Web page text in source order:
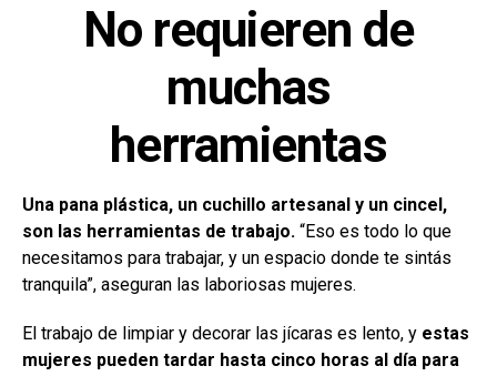
No requieren de
muchas
herramientas
Una pana plástica, un cuchillo artesanal y un cincel,
son las herramientas de trabajo. “Eso es todo lo que
necesitamos para trabajar, y un espacio donde te sintás
tranquila”, aseguran las laboriosas mujeres.
El trabajo de limpiar y decorar las jícaras es lento, y estas
mujeres pueden tardar hasta cinco horas al día para